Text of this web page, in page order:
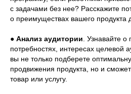
с задачами без нее? Расскажите
о преимуществах вашего продукта
● Анализ аудитории . Узнавайте о
потребностях, интересах целевой
вы не только подберете
продвижения продукта, но и
товар или услугу.